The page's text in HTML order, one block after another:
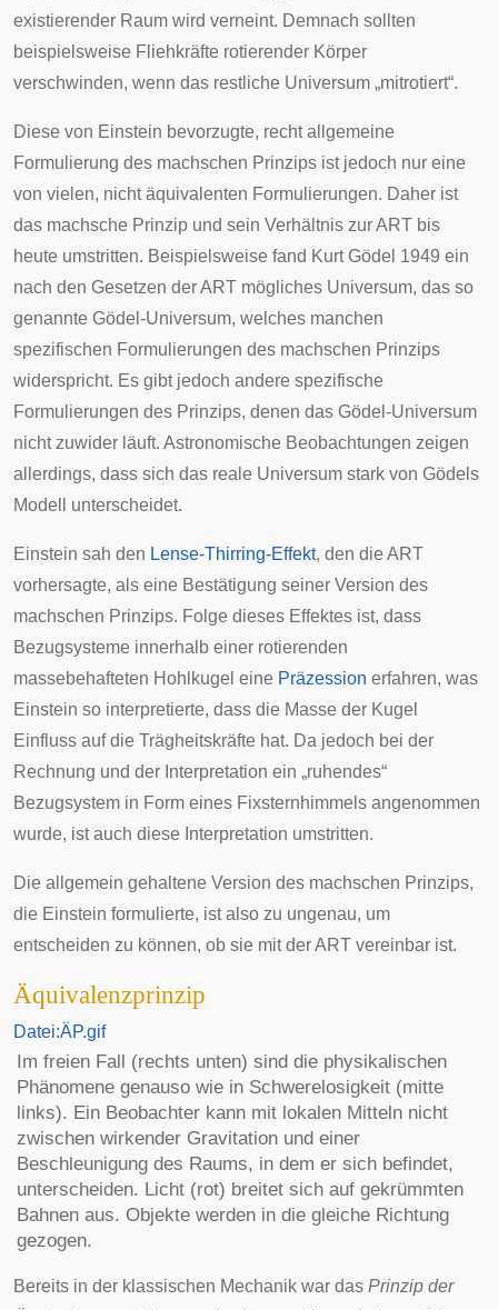
existierender Raum wird verneint. Demnach sollten
beispielsweise Fliehkräfte rotierender Körper
verschwinden, wenn das restliche Universum „mitrotiert“.
Diese von Einstein bevorzugte, recht allgemeine
Formulierung des machschen Prinzips ist jedoch nur eine
von vielen, nicht äquivalenten Formulierungen. Daher ist
das machsche Prinzip und sein Verhältnis zur ART bis
heute umstritten. Beispielsweise fand Kurt Gödel 1949 ein
nach den Gesetzen der ART mögliches Universum, das so
genannte Gödel-Universum, welches manchen
spezifischen Formulierungen des machschen Prinzips
widerspricht. Es gibt jedoch andere spezifische
Formulierungen des Prinzips, denen das Gödel-Universum
nicht zuwider läuft. Astronomische Beobachtungen zeigen
allerdings, dass sich das reale Universum stark von Gödels
Modell unterscheidet.
Einstein sah den Lense-Thirring-Effekt, den die ART
vorhersagte, als eine Bestätigung seiner Version des
machschen Prinzips. Folge dieses Effektes ist, dass
Bezugsysteme innerhalb einer rotierenden
massebehafteten Hohlkugel eine Präzession erfahren, was
Einstein so interpretierte, dass die Masse der Kugel
Einfluss auf die Trägheitskräfte hat. Da jedoch bei der
Rechnung und der Interpretation ein „ruhendes“
Bezugsystem in Form eines Fixsternhimmels angenommen
wurde, ist auch diese Interpretation umstritten.
Die allgemein gehaltene Version des machschen Prinzips,
die Einstein formulierte, ist also zu ungenau, um
entscheiden zu können, ob sie mit der ART vereinbar ist.
Äquivalenzprinzip
Datei:ÄP.gif
Im freien Fall (rechts unten) sind die physikalischen
Phänomene genauso wie in Schwerelosigkeit (mitte
links). Ein Beobachter kann mit lokalen Mitteln nicht
zwischen wirkender Gravitation und einer
Beschleunigung des Raums, in dem er sich befindet,
unterscheiden. Licht (rot) breitet sich auf gekrümmten
Bahnen aus. Objekte werden in die gleiche Richtung
gezogen.
Bereits in der klassischen Mechanik war das Prinzip der